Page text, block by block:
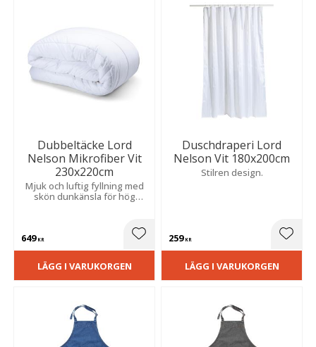
Dubbeltäcke Lord
Nelson Mikrofiber Vit
230x220cm
Mjuk och luftig fyllning med
skön dunkänsla för hög
och passar för användning
649KR Lägg till i favoriter
LÄGG I VARUKORGEN
Duschdraperi Lord
Nelson Vit 180x200cm
Stilren design.
259KR
LÄGG I VARUKORGEN